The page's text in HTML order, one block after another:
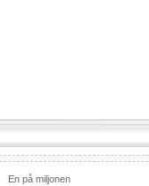
En på miljonen